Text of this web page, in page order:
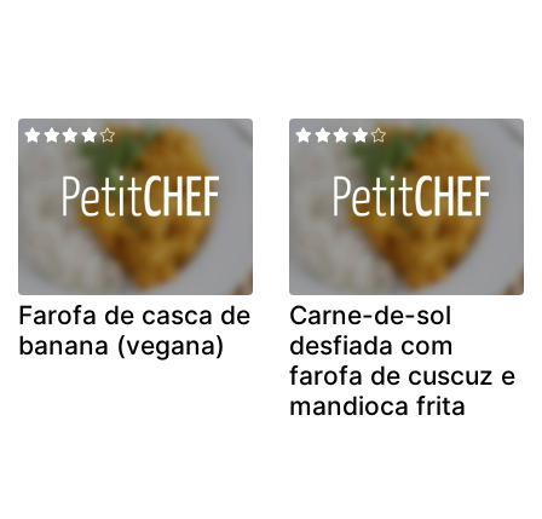
Farofa de casca de
banana (vegana)
Carne-de-sol
desfiada com
farofa de cuscuz e
mandioca frita